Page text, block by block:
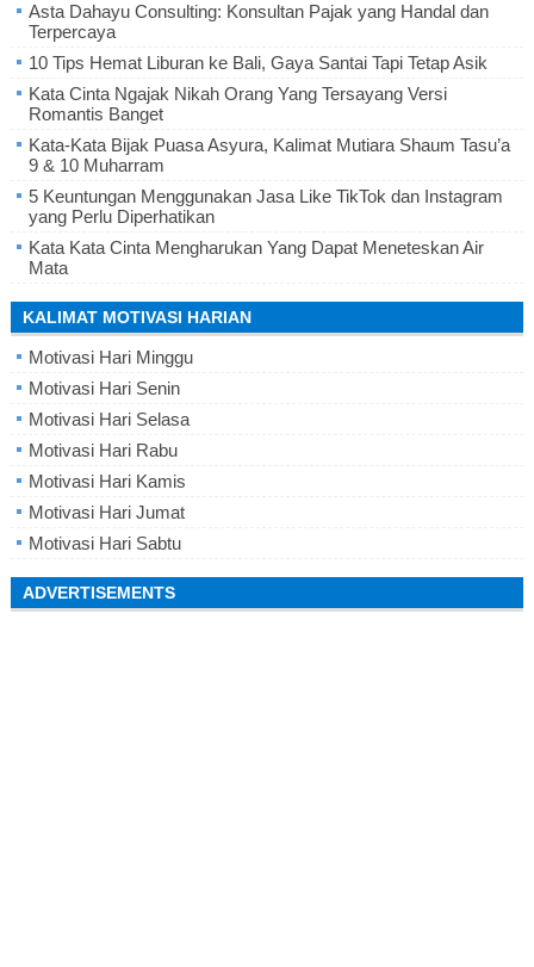
Asta Dahayu Consulting: Konsultan Pajak yang Handal dan
Terpercaya
10 Tips Hemat Liburan ke Bali, Gaya Santai Tapi Tetap Asik
Kata Cinta Ngajak Nikah Orang Yang Tersayang Versi
Romantis Banget
Kata-Kata Bijak Puasa Asyura, Kalimat Mutiara Shaum Tasu’a
9 & 10 Muharram
5 Keuntungan Menggunakan Jasa Like TikTok dan Instagram
yang Perlu Diperhatikan
Kata Kata Cinta Mengharukan Yang Dapat Meneteskan Air
Mata
KALIMAT MOTIVASI HARIAN
Motivasi Hari Minggu
Motivasi Hari Senin
Motivasi Hari Selasa
Motivasi Hari Rabu
Motivasi Hari Kamis
Motivasi Hari Jumat
Motivasi Hari Sabtu
ADVERTISEMENTS